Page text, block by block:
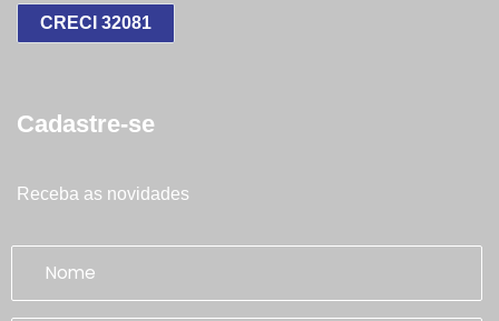
CRECI 32081
Cadastre-se
Receba as novidades